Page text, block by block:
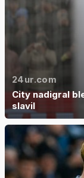
24ur.com
City nadigral
slavil